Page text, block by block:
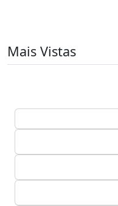
Mais Vistas